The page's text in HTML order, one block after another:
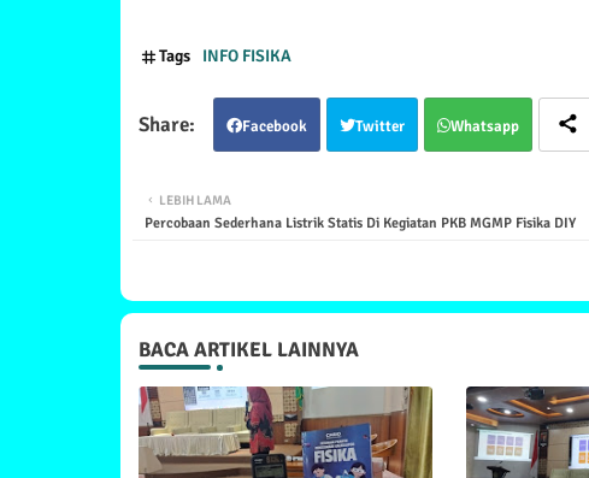
Tags INFO FISIKA
Facebook Twitter Whatsapp
LEBIH LAMA
Percobaan Sederhana Listrik Statis Di Kegiatan PKB MGMP Fisika DIY
BACA ARTIKEL LAINNYA